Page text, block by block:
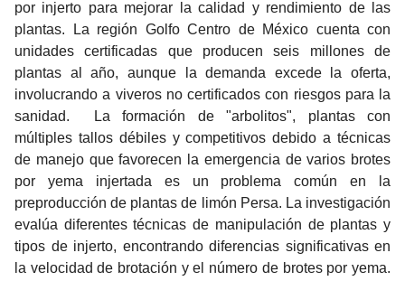
por injerto para mejorar la calidad y rendimiento de las
plantas. La región Golfo Centro de México cuenta con
unidades certificadas que producen seis millones de
plantas al año, aunque la demanda excede la oferta,
involucrando a viveros no certificados con riesgos para la
sanidad. La formación de "arbolitos", plantas con
múltiples tallos débiles y competitivos debido a técnicas
de manejo que favorecen la emergencia de varios brotes
por yema injertada es un problema común en la
preproducción de plantas de limón Persa. La investigación
evalúa diferentes técnicas de manipulación de plantas y
tipos de injerto, encontrando diferencias significativas en
la velocidad de brotación y el número de brotes por yema.